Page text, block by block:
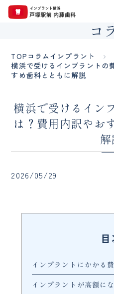
コ
TOP コラムインプラント
横浜で受けるインプラントの
すめ歯科とともに解説
横浜で受けるイン
は？費用内訳やお
解
2026/05/29
インプラントにかかる
インプラントが高額に